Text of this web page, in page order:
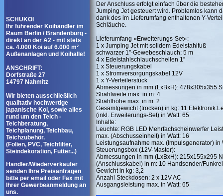
SCHUKOI
Ihr führender Koihändler im
Raum Berlin / Brandenburg -
direkt an der A2 - mit stets
ca. 4.000 Koi auf 6.000 m²
Außenanlagen und Koihalle!
ANSCHRIFT:
Dorfstraße 27
14797 Nahmitz
Wir bieten ausschließlich
qualitativ hochwertige
japanische Koi, sowie alles
rund um den Teich -
Teichberatung,
Teichplanung, Teichbau,
Teichzubehör.
(Folien, PVC, Teichfilter,
Steindekoration, Futter...)
Händler/Wiederverkäufer
senden Ihre Preisanfragen
bitte per email oder Fax mit
Ihrer Gewerbeanmeldung an
uns.
Der Anschluss erfolgt einfach über die
Jumping Jet gesteuert wird. Problemlos kann
dank des im Lieferumfang enthaltenen Y-
Schläuche.
Lieferumfang »Erweiterungs-Set«:
1 x Jumping Jet mit solidem Edelstahlfuß
schwarzer 1”-Gewebeschlauch; 5 m
4 x Edelstahlschlauchschellen 1”
1 x Steuerungskabel
1 x Stromversorgungskabel 12V
1 x Y-Verteilerstück
Abmessungen in mm (LxBxH): 478x305x355
Strahlweite max. in m: 4
Strahlhöhe max. in m: 2
Gesamtgewicht (trocken) in kg: 11
(inkl. Erweiterungs-Set) in Watt: 65
Inhalte:
Leuchte: RGB LED Mehrfachscheinwerfer
max. (Abschusseinheit) in Watt: 16
Leistungsaufnahme max. (Impulsgenerator) in
Steuerungsbox (12V-Master):
Abmessungen in mm (LxBxH): 215x155x295
(Anschlusskabel) in m: 10 Handsender/
Gewicht in kg: 3,2
Anzahl Steckdosen: 2 x 12V AC
Ausgangsleistung max. in Watt: 65